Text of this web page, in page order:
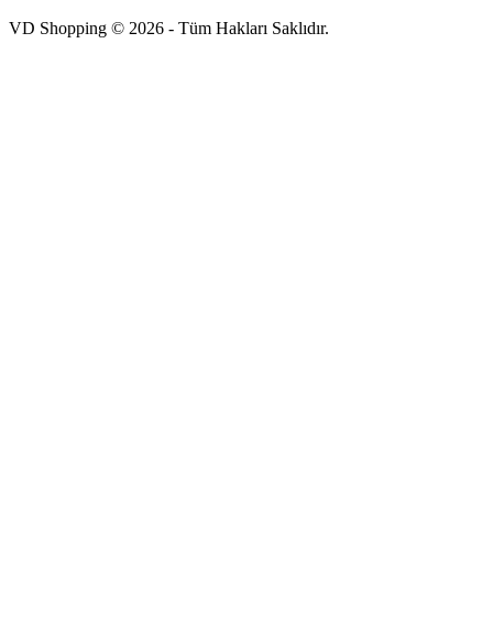
VD Shopping © 2026 - Tüm Hakları Saklıdır.